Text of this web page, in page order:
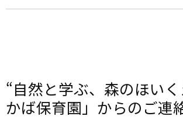
“自然と学ぶ、森のほい
かば保育園」からのご連